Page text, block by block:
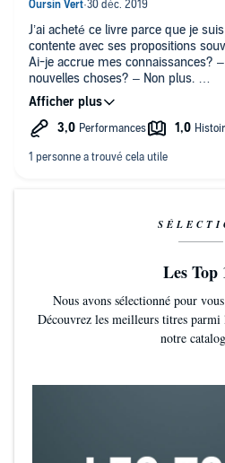
J’ai acheté ce livre parce que je
contente avec ses propositions
Ai-je accrue mes connaissances?
nouvelles choses? – Non plus.
Ce livre n’est pas un livre de
doctrine où l’on peut clairement
anthropocentrique culture
de ses idées que ce soit.
déclaration pour justifier le
l'homme sur la planète et la
Les Top
Nous avons sélectionné pour
Découvrez les meilleurs titres parmi
notre